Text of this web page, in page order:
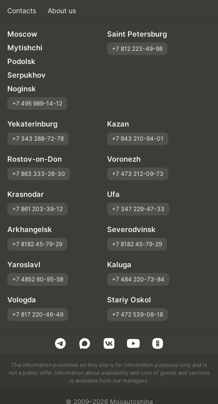
Contacts About us
Moscow
Mytishchi
Podolsk
Serpukhov
Noginsk
+7 495 989-14-12
Saint Petersburg
+7 812 223-49-98
Yekaterinburg
+7 343 288-72-78
Kazan
+7 843 210-94-01
Rostov-on-Don
+7 863 333-28-30
Voronezh
+7 473 212-09-73
Krasnodar
+7 861 203-39-12
Ufa
+7 347 229-47-33
Arkhangelsk
+7 8182 45-79-29
Severodvinsk
+7 8182 45-79-29
Yaroslavl
+7 4852 60-95-58
Kaluga
+7 484 220-73-84
Vologda
+7 817 220-46-49
Stariy Oskol
+7 472 539-08-18
The information presented on this site is for information purposes only and is
not a public offer. Information about availability and cost of goods and services
is available from our managers.
© 2009–2026 Mosautoshina